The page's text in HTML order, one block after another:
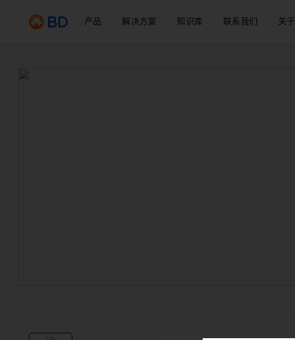
产品 解决方案 知识库 联系我们 关